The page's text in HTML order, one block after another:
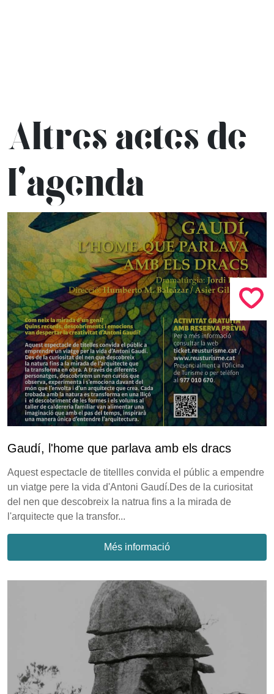
Altres actes de
l’agenda
Gaudí, l'home que parlava amb els dracs
Aquest espectacle de titellles convida el públic a empendre
un viatge pere la vida d'Antoni Gaudí.Des de la curiositat
del nen que descobreix la natrua fins a la mirada de
l'arquitecte que la transfor...
Més informació